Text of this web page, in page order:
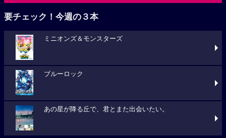
要チェック！今週の３本
ミニオンズ＆モンスターズ
ブルーロック
あの星が降る丘で、君とまた出会いたい。